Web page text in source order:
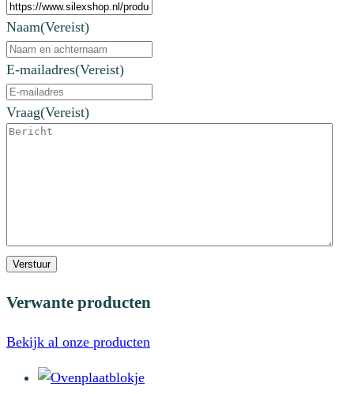
Naam(Vereist)
E-mailadres(Vereist)
Vraag(Vereist)
Verstuur
Verwante producten
Bekijk al onze producten